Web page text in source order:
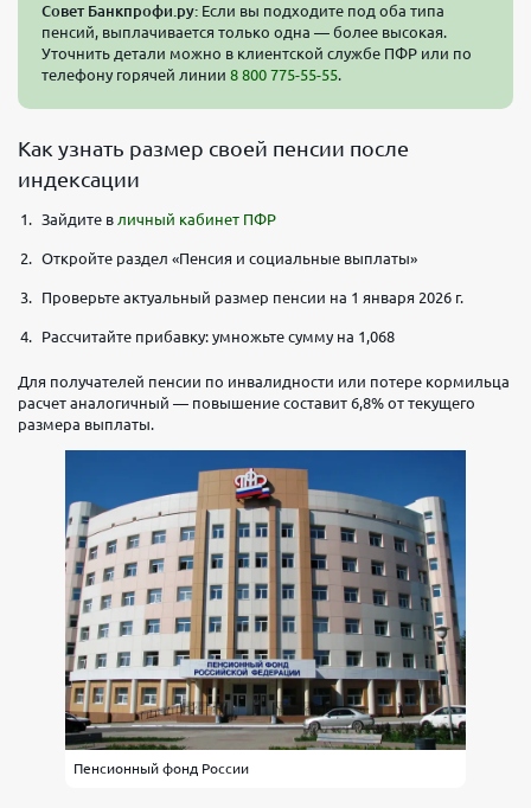
Совет Банкпрофи.ру: Если вы подходите под оба типа
пенсий, выплачивается только одна — более высокая.
Уточнить детали можно в клиентской службе ПФР или по
телефону горячей линии 8 800 775-55-55
Как узнать размер своей пенсии после
индексации
Зайдите в личный кабинет ПФР
Откройте раздел «Пенсия и социальные выплаты»
Проверьте актуальный размер пенсии на 1 января 2026 г.
Рассчитайте прибавку: умножьте сумму на 1,068
Для получателей пенсии по инвалидности или потере кормильца
расчет аналогичный — повышение составит 6,8% от текущего
размера выплаты.
Пенсионный фонд России